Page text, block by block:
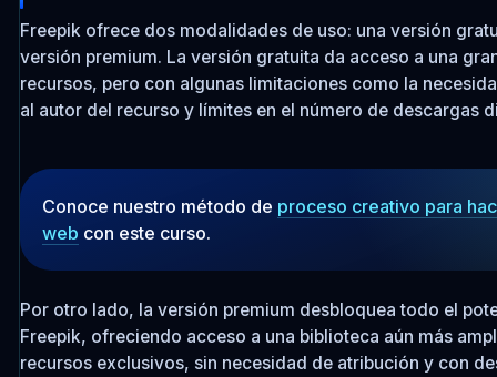
Freepik ofrece dos modalidades de uso: una versión
versión premium. La versión gratuita da acceso a una
recursos, pero con algunas limitaciones como la
al autor del recurso y límites en el número de descargas
Conoce nuestro método de proceso creativo para
web con este curso.
Por otro lado, la versión premium desbloquea todo el
Freepik, ofreciendo acceso a una biblioteca aún más
recursos exclusivos, sin necesidad de atribución y con